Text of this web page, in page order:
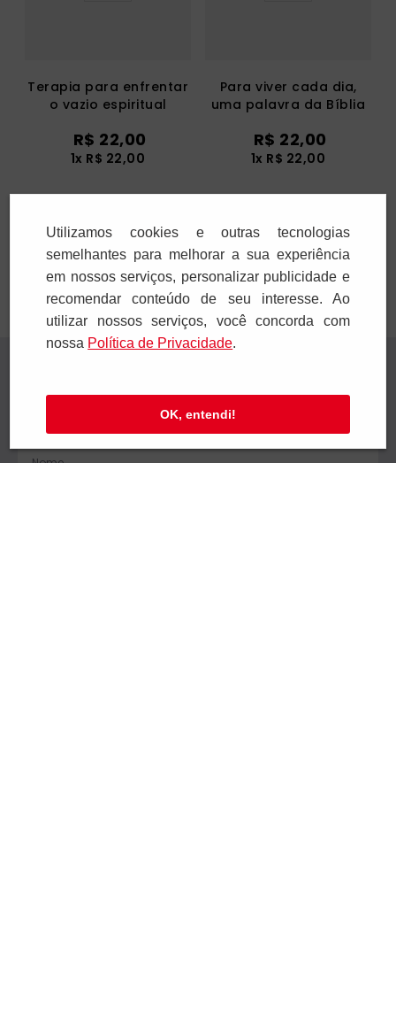
Terapia para enfrentar
o vazio espiritual
R$ 22,00
1x R$ 22,00
Para viver cada dia,
uma palavra da Bíblia
R$ 22,00
1x R$ 22,00
Preencha seus dados e receba novidades em
seu e-mail.
Utilizamos cookies e outras tecnologias
semelhantes para melhorar a sua experiência
em nossos serviços, personalizar publicidade e
recomendar conteúdo de seu interesse. Ao
utilizar nossos serviços, você concorda com
nossa Polí­tica de Privacidade.
OK, entendi!